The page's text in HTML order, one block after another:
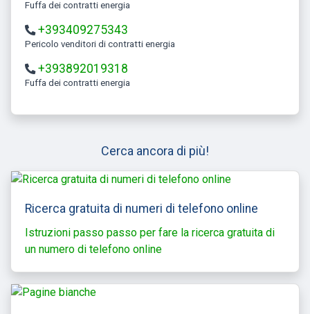
Fuffa dei contratti energia
+393409275343
Pericolo venditori di contratti energia
+393892019318
Fuffa dei contratti energia
Cerca ancora di più!
Ricerca gratuita di numeri di telefono online
Istruzioni passo passo per fare la ricerca gratuita di
un numero di telefono online